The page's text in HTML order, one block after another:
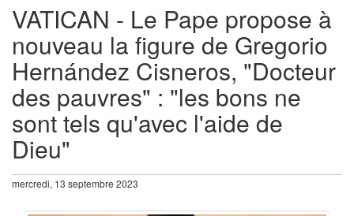
VATICAN - Le Pape propose à
nouveau la figure de Gregorio
Hernández Cisneros, "Docteur
des pauvres" : "les bons ne
sont tels qu'avec l'aide de
Dieu"
mercredi, 13 septembre 2023